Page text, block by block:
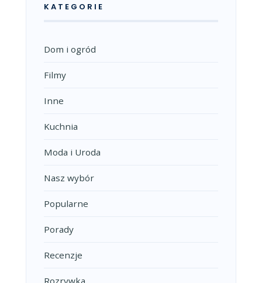
KATEGORIE
Dom i ogród
Filmy
Inne
Kuchnia
Moda i Uroda
Nasz wybór
Popularne
Porady
Recenzje
Rozrywka